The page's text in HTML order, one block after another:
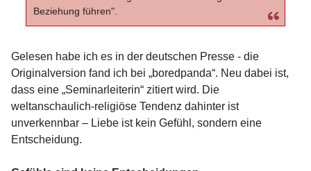
Beziehung führen".
Gelesen habe ich es in der deutschen Presse - die
Originalversion fand ich bei „boredpanda“. Neu dabei ist,
dass eine „Seminarleiterin“ zitiert wird. Die
weltanschaulich-religiöse Tendenz dahinter ist
unverkennbar – Liebe ist kein Gefühl, sondern eine
Entscheidung.